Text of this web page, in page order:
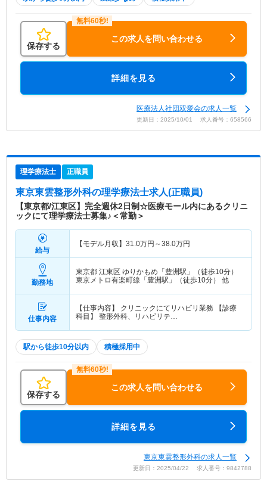
保存する
この求人を問い合わせる
詳細を見る
医療法人社団双愛会の求人一覧
更新日：2025/10/01 求人番号：658566
理学療法士 正職員
東京東雲整形外科の理学療法士求人(正職員)
【東京都/江東区】完全週休2日制☆医療モール内にあるクリニ
ックにて理学療法士募集♪＜常勤＞
給与
【モデル月収】 31.0万円～38.0万円
勤務地
東京都 江東区 ゆりかもめ「豊洲駅」（徒歩10分）
東京メトロ有楽町線「豊洲駅」（徒歩10分） 他
仕事内容
【仕事内容】 クリニックにてリハビリ業務 【診療
科目】 整形外科、リハビリテ…
駅から徒歩10分以内 積極採用中
保存する
この求人を問い合わせる
詳細を見る
東京東雲整形外科の求人一覧
更新日：2025/04/22 求人番号：9842788